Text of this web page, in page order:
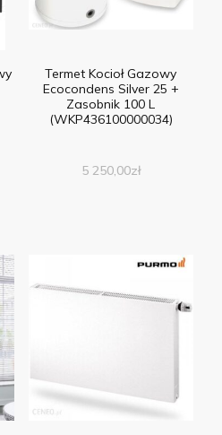
Termet Kocioł Gazowy
Ecocondens Silver 25 +
Zasobnik 100 L
(WKP436100000034)
5 250,00zł